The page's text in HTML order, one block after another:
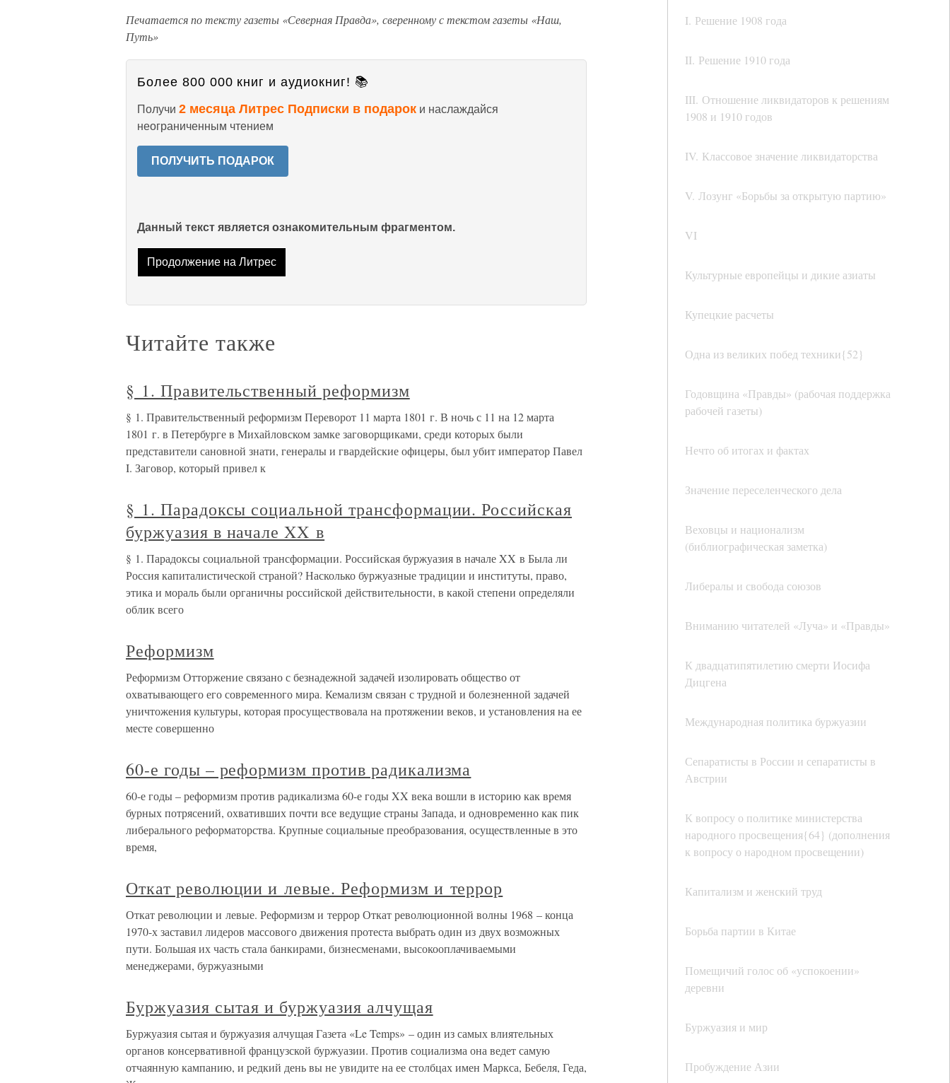
I. Решение 1908 года
II. Решение 1910 года
III. Отношение ликвидаторов к решениям
1908 и 1910 годов
IV. Классовое значение ликвидаторства
V. Лозунг «Борьбы за открытую партию»
VI
Культурные европейцы и дикие азиаты
Купецкие расчеты
Одна из великих побед техники{52}
Годовщина «Правды» (рабочая поддержка
рабочей газеты)
Нечто об итогах и фактах
Значение переселенческого дела
Веховцы и национализм
(библиографическая заметка)
Либералы и свобода союзов
Вниманию читателей «Луча» и «Правды»
К двадцатипятилетию смерти Иосифа
Дицгена
Международная политика буржуазии
Сепаратисты в России и сепаратисты в
Австрии
К вопросу о политике министерства
народного просвещения{64} (дополнения
к вопросу о народном просвещении)
Капитализм и женский труд
Борьба партии в Китае
Помещичий голос об «успокоении»
деревни
Буржуазия и мир
Пробуждение Азии
Печатается по тексту газеты «Северная Правда», сверенному с текстом газеты «Наш,
Путь»
Более 800 000 книг и аудиокниг! 📚
Получи 2 месяца Литрес Подписки в подарок и наслаждайся
неограниченным чтением
ПОЛУЧИТЬ ПОДАРОК
Данный текст является ознакомительным фрагментом.
Продолжение на Литрес
Читайте также
§ 1. Правительственный реформизм
§ 1. Правительственный реформизм Переворот 11 марта 1801 г. В ночь с 11 на 12 марта
1801 г. в Петербурге в Михайловском замке заговорщиками, среди которых были
представители сановной знати, генералы и гвардейские офицеры, был убит император Павел
I. Заговор, который привел к
§ 1. Парадоксы социальной трансформации. Российская
буржуазия в начале XX в
§ 1. Парадоксы социальной трансформации. Российская буржуазия в начале XX в Была ли
Россия капиталистической страной? Насколько буржуазные традиции и институты, право,
этика и мораль были органичны российской действительности, в какой степени определяли
облик всего
Реформизм
Реформизм Отторжение связано с безнадежной задачей изолировать общество от
охватывающего его современного мира. Кемализм связан с трудной и болезненной задачей
уничтожения культуры, которая просуществовала на протяжении веков, и установления на ее
месте совершенно
60-е годы – реформизм против радикализма
60-е годы – реформизм против радикализма 60-е годы XX века вошли в историю как время
бурных потрясений, охвативших почти все ведущие страны Запада, и одновременно как пик
либерального реформаторства. Крупные социальные преобразования, осуществленные в это
время,
Откат революции и левые. Реформизм и террор
Откат революции и левые. Реформизм и террор Откат революционной волны 1968 – конца
1970-х заставил лидеров массового движения протеста выбрать один из двух возможных
пути. Большая их часть стала банкирами, бизнесменами, высокооплачиваемыми
менеджерами, буржуазными
Буржуазия сытая и буржуазия алчущая
Буржуазия сытая и буржуазия алчущая Газета «Le Temps» – один из самых влиятельных
органов консервативной французской буржуазии. Против социализма она ведет самую
отчаянную кампанию, и редкий день вы не увидите на ее столбцах имен Маркса, Бебеля, Геда,